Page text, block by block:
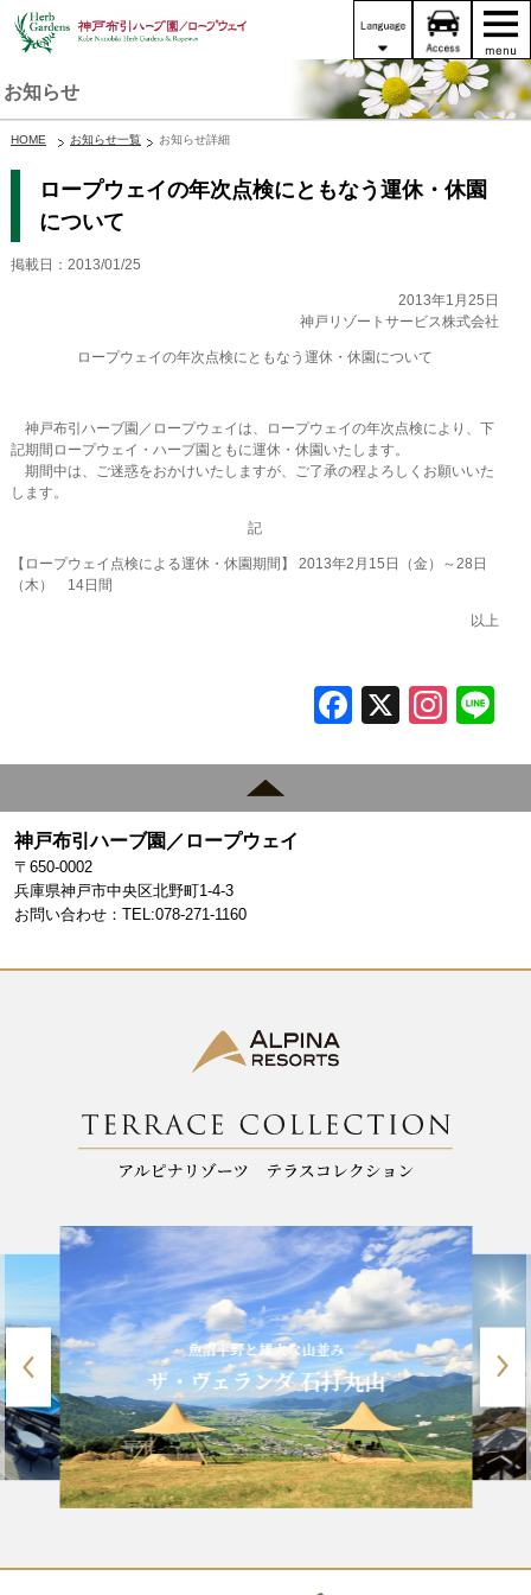
お知らせ
HOME お知らせ一覧 お知らせ詳細
ロープウェイの年次点検にともなう運休・休園
について
掲載日：2013/01/25
2013年1月25日
神戸リゾートサービス株式会社
ロープウェイの年次点検にともなう運休・休園について
神戸布引ハーブ園／ロープウェイは、ロープウェイの年次点検により、下
記期間ロープウェイ・ハーブ園ともに運休・休園いたします。
期間中は、ご迷惑をおかけいたしますが、ご了承の程よろしくお願いいた
します。
記
【ロープウェイ点検による運休・休園期間】 2013年2月15日（金）～28日
（木） 14日間
以上
F
e
k
X In
gr
神戸布引ハーブ園／ロープウェイ
〒650-0002
兵庫県神戸市中央区北野町1-4-3
お問い合わせ：TEL:078-271-1160
魚沼平野と雄大な山並み
ザ・ヴェランダ 石打丸山